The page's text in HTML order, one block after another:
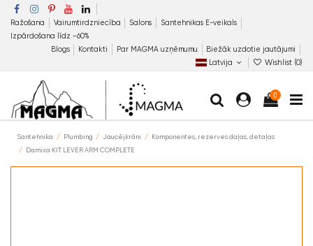
Ražošana Vairumtirdzniecība Salons
Santehnikas E-veikals
Izpārdošana līdz −60%
Blogs
Kontakti Par MAGMA uzņēmumu
Biežāk uzdotie jautājumi
Latvija
Wishlist (0)
0
Santehnika Plumbing Jaucējkrāni
Komponentes, rezerves daļas, detaļas
Damixa KIT LEVER ARM COMPLETE